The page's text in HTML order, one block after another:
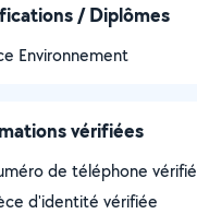
/ Diplômes
Environnement
vérifiées
de téléphone vérifié
d'identité vérifiée